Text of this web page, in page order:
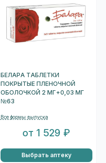
БЕЛАРА ТАБЛЕТКИ
ПОКРЫТЫЕ ПЛЕНОЧНОЙ
ОБОЛОЧКОЙ 2 МГ+0,03 МГ
№63
Все формы выпуска
от 1 529 ₽
Выбрать аптеку